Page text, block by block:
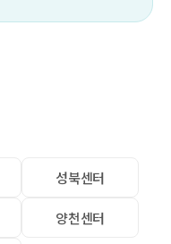
성북센터
양천센터